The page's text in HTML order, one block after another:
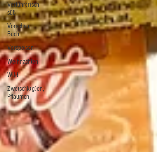
Verführerisch
süß
Vorschau
Buch
Vorspeisen
Weihnachten
Wild
Zwetschk(g)en,
Pflaumen